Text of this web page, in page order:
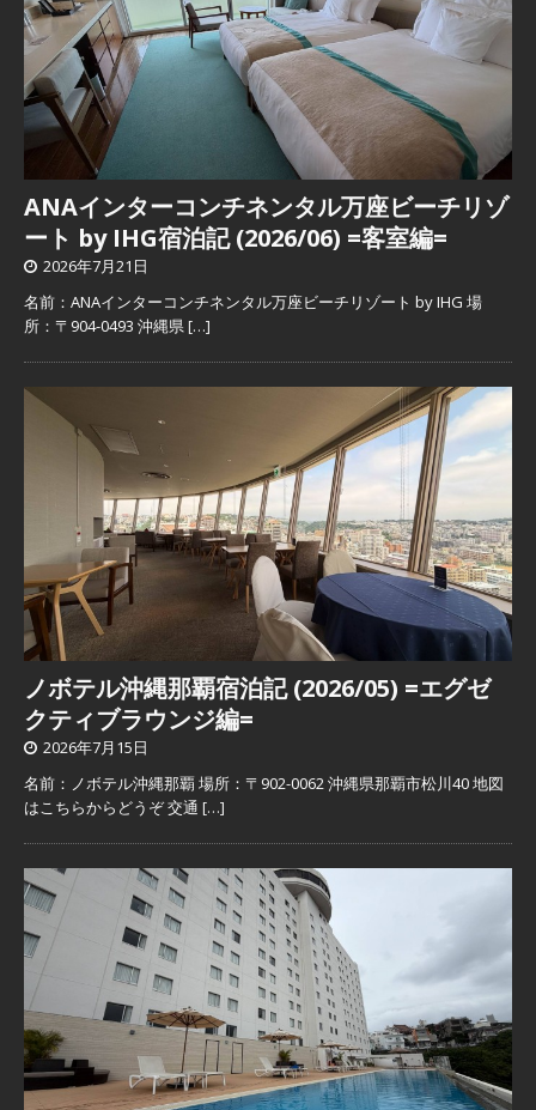
ANAインターコンチネンタル万座ビーチリゾ
ート by IHG宿泊記 (2026/06) =客室編=
2026年7月21日
名前：ANAインターコンチネンタル万座ビーチリゾート by IHG 場
所：〒904-0493 沖縄県[…]
ノボテル沖縄那覇宿泊記 (2026/05) =エグゼ
クティブラウンジ編=
2026年7月15日
名前：ノボテル沖縄那覇 場所：〒902-0062 沖縄県那覇市松川40 地図
はこちらからどうぞ 交通 […]